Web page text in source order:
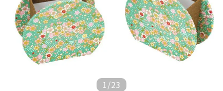
ジャンルで選ぶ
レビューを見る
コーポレートサイト
1/23